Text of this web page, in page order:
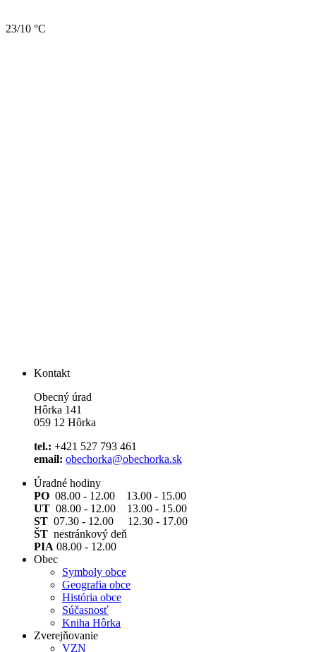
23/10 °C
Kontakt
Obecný úrad
Hôrka 141
059 12 Hôrka
tel.: +421 527 793 461
email: obechorka@obechorka.sk
Úradné hodiny
PO 08.00 - 12.00 13.00 - 15.00
UT 08.00 - 12.00 13.00 - 15.00
ST 07.30 - 12.00 12.30 - 17.00
ŠT nestránkový deň
PIA 08.00 - 12.00
Obec
Symboly obce
Geografia obce
História obce
Súčasnosť
Kniha Hôrka
Zverejňovanie
VZN